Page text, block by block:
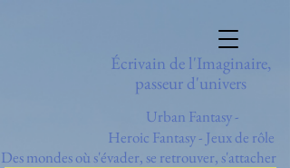
Écrivain de l'Imaginaire,
passeur d'univers
Urban Fantasy -
Heroic Fantasy- Jeux de rôle
Des mondes où s'évader, se retrouver, s'attacher